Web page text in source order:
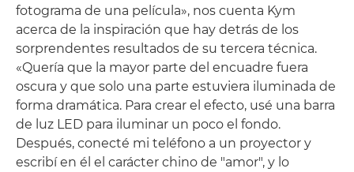
fotograma de una película», nos cuenta Kym
acerca de la inspiración que hay detrás de los
sorprendentes resultados de su tercera técnica.
«Quería que la mayor parte del encuadre fuera
oscura y que solo una parte estuviera iluminada de
forma dramática. Para crear el efecto, usé una barra
de luz LED para iluminar un poco el fondo.
Después, conecté mi teléfono a un proyector y
escribí en él el carácter chino de "amor", y lo